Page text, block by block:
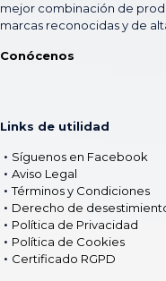
mejor combinación de
marcas reconocidas y de
Conócenos
Links de utilidad
Síguenos en Facebook
Aviso Legal
Términos y Condiciones
Derecho de
Política de Privacidad
Política de Cookies
Certificado RGPD